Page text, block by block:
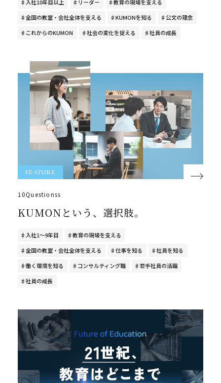
RECRUITMENT INFO採用情報
障がい者採用情報
インターンシップ
くもんの先生採用
よくある質問
入社10年目以上 リーダー
教育の現場を支える
全国の教室・会社全体を支える
KUMONを知る
公文の理念
これからのKUMON
社会の変化を捉える 社員の成長
FEATURE
10Questionss
KUMONという、選択肢。
入社1～9年目
教育の現場を支える
全国の教室・会社全体を支える
仕事を知る
社員を知る
働く環境を知る
コンサルティング職
若手社員の活躍
社員の成長